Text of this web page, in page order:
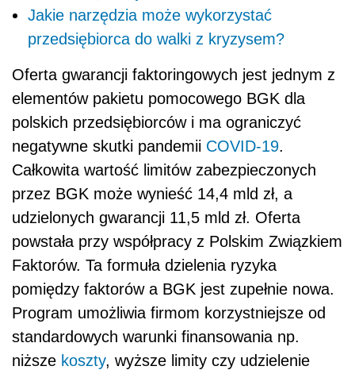
Jakie narzędzia może wykorzystać
przedsiębiorca do walki z kryzysem?
Oferta gwarancji faktoringowych jest jednym z
elementów pakietu pomocowego BGK dla
polskich przedsiębiorców i ma ograniczyć
negatywne skutki pandemii COVID-19.
Całkowita wartość limitów zabezpieczonych
przez BGK może wynieść 14,4 mld zł, a
udzielonych gwarancji 11,5 mld zł. Oferta
powstała przy współpracy z Polskim Związkiem
Faktorów. Ta formuła dzielenia ryzyka
pomiędzy faktorów a BGK jest zupełnie nowa.
Program umożliwia firmom korzystniejsze od
standardowych warunki finansowania np.
niższe koszty, wyższe limity czy udzielenie